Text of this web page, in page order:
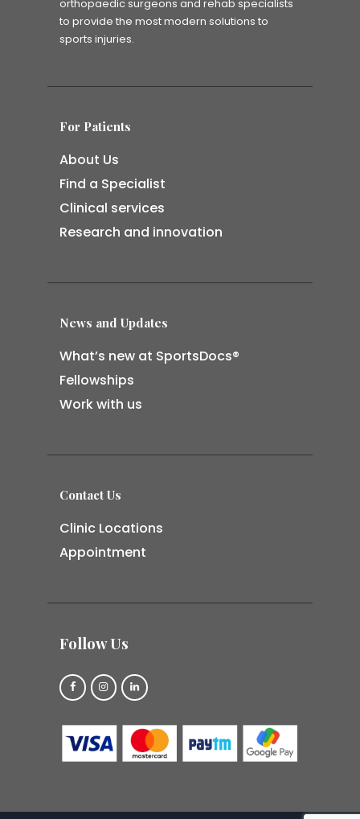
orthopaedic surgeons and rehab specialists
to provide the most modern solutions to
sports injuries.
For Patients
About Us
Find a Specialist
Clinical services
Research and innovation
News and Updates
What’s new at SportsDocs®
Fellowships
Work with us
Contact Us
Clinic Locations
Appointment
Follow Us